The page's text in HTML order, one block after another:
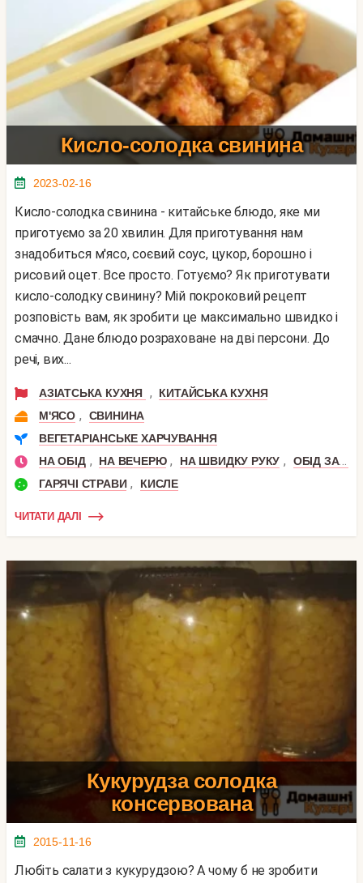
Кисло-солодка свинина
2023-02-16
Кисло-солодка свинина - китайське блюдо, яке ми
приготуємо за 20 хвилин. Для приготування нам
знадобиться м'ясо, соєвий соус, цукор, борошно і
рисовий оцет. Все просто. Готуємо? Як приготувати
кисло-солодку свинину? Мій покроковий рецепт
розповість вам, як зробити це максимально швидко і
смачно. Дане блюдо розраховане на дві персони. До
речі, вих...
АЗІАТСЬКА КУХНЯ ,
КИТАЙСЬКА КУХНЯ
М'ЯСО ,
СВИНИНА
ВЕГЕТАРІАНСЬКЕ ХАРЧУВАННЯ
НА ОБІД , НА ВЕЧЕРЮ , НА ШВИДКУ РУКУ ,
ОБІД ЗА 30 ХВИЛИН
ГАРЯЧІ СТРАВИ , КИСЛЕ
ЧИТАТИ ДАЛІ
Кукурудза солодка
консервована
2015-11-16
Любіть салати з кукурудзою? А чому б не зробити